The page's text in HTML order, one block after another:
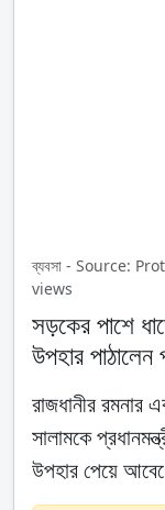
ব্যবসা - Source:
views
সড়কের পাশে
উপহার পাঠালেন
রাজধানীর রমনার
সালামকে
উপহার পেয়ে